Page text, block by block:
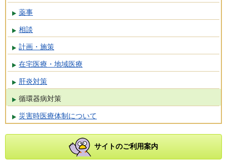
薬事
相談
計画・施策
在宅医療・地域医療
肝炎対策
循環器病対策
災害時医療体制について
サイトのご利用案内